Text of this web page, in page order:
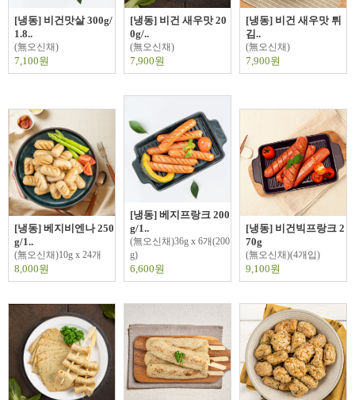
[냉동] 비건맛살 300g/
1.8..
(無오신채)
7,100원
[냉동] 비건 새우맛 20
0g/..
(無오신채)
7,900원
[냉동] 비건 새우맛 튀
김..
(無오신채)
7,900원
[냉동] 베지비엔나 250
g/1..
(無오신채)10g x 24개
8,000원
[냉동] 베지프랑크 200
g/1..
(無오신채)36g x 6개(200
g)
6,600원
[냉동] 비건빅프랑크 2
70g
(無오신채)(4개입)
9,100원